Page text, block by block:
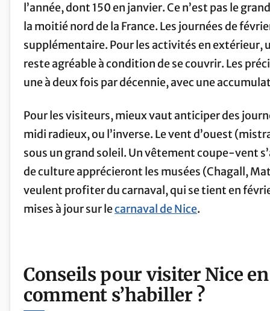
l’année, dont 150 en janvier. Ce n’est pas le
la moitié nord de la France. Les journées de
supplémentaire. Pour les activités en extérieur,
reste agréable à condition de se couvrir. Les
une à deux fois par décennie, avec une
Pour les visiteurs, mieux vaut anticiper des
midi radieux, ou l’inverse. Le vent d’ouest
sous un grand soleil. Un vêtement coupe-vent
de culture apprécieront les musées (Chagall,
veulent profiter du carnaval, qui se tient en
mises à jour sur lecarnaval de Nice.
Conseils pour visiter Nice
comment s’habiller ?